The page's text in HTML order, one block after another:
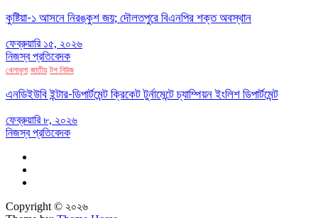
কুষ্টিয়া-১ আসনে নিরঙ্কুশ জয়; দৌলতপুরে বিএনপির শক্ত অবস্থান
ফেব্রুয়ারি ১৫, ২০২৬
নিজস্ব প্রতিবেদক
খেলাধুলা জাতীয় টপ নিউজ
এনডিইউবি ইন্টার-ডিপার্টমেন্ট ক্রিকেট টুর্নামেন্টে চ্যাম্পিয়ন ইংলিশ ডিপার্টমেন্ট
ফেব্রুয়ারি ৮, ২০২৬
নিজস্ব প্রতিবেদক
Copyright © ২০২৬